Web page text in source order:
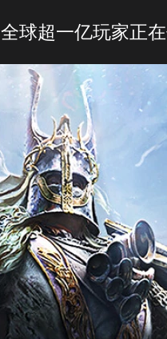
全球超一亿玩家正